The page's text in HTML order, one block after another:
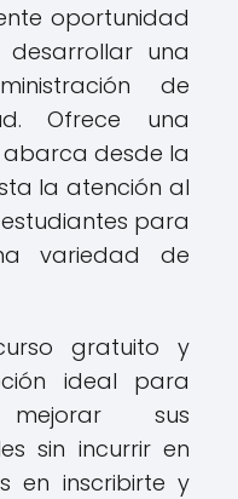
oportunidad
una
de
Ofrece una
desde la
la atención al
para
variedad de
gratuito y
ideal para
sus
sin incurrir en
en inscribirte y